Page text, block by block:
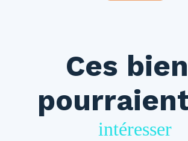
Ces
intéresser